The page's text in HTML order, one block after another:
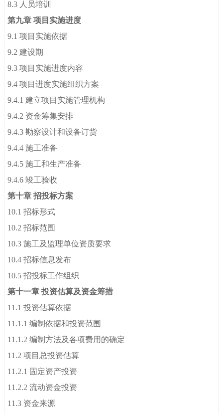
8.3 人员培训
第九章 项目实施进度
9.1 项目实施依据
9.2 建设期
9.3 项目实施进度内容
9.4 项目进度实施组织方案
9.4.1 建立项目实施管理机构
9.4.2 资金筹集安排
9.4.3 勘察设计和设备订货
9.4.4 施工准备
9.4.5 施工和生产准备
9.4.6 竣工验收
第十章 招投标方案
10.1 招标形式
10.2 招标范围
10.3 施工及监理单位资质要求
10.4 招标信息发布
10.5 招投标工作组织
第十一章 投资估算及资金筹措
11.1 投资估算依据
11.1.1 编制依据和投资范围
11.1.2 编制方法及各项费用的确定
11.2 项目总投资估算
11.2.1 固定资产投资
11.2.2 流动资金投资
11.3 资金来源